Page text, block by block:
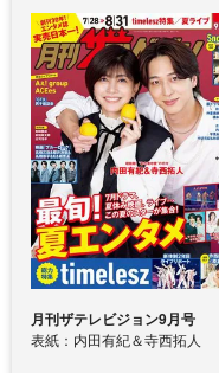
月刊ザテレビジョン9月号
表紙：内田有紀＆寺西拓人